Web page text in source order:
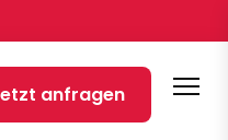
anfragen